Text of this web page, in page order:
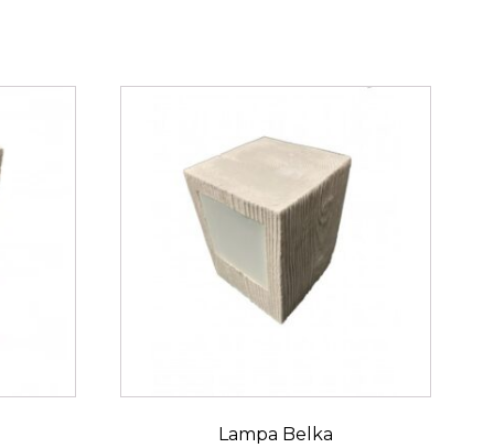
Lampa Belka